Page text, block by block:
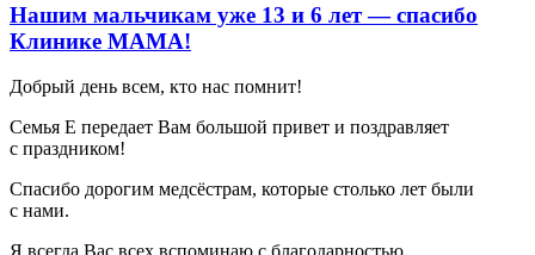
Нашим мальчикам уже 13 и 6 лет — спасибо
Клинике МАМА!
Добрый день всем, кто нас помнит!
Семья Е передает Вам большой привет и поздравляет
с праздником!
Спасибо дорогим медсёстрам, которые столько лет были
с нами.